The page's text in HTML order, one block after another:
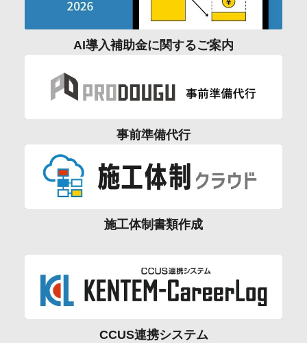
AI導入補助金に関するご案内
事前準備代行
施工体制書類作成
CCUS連携システム